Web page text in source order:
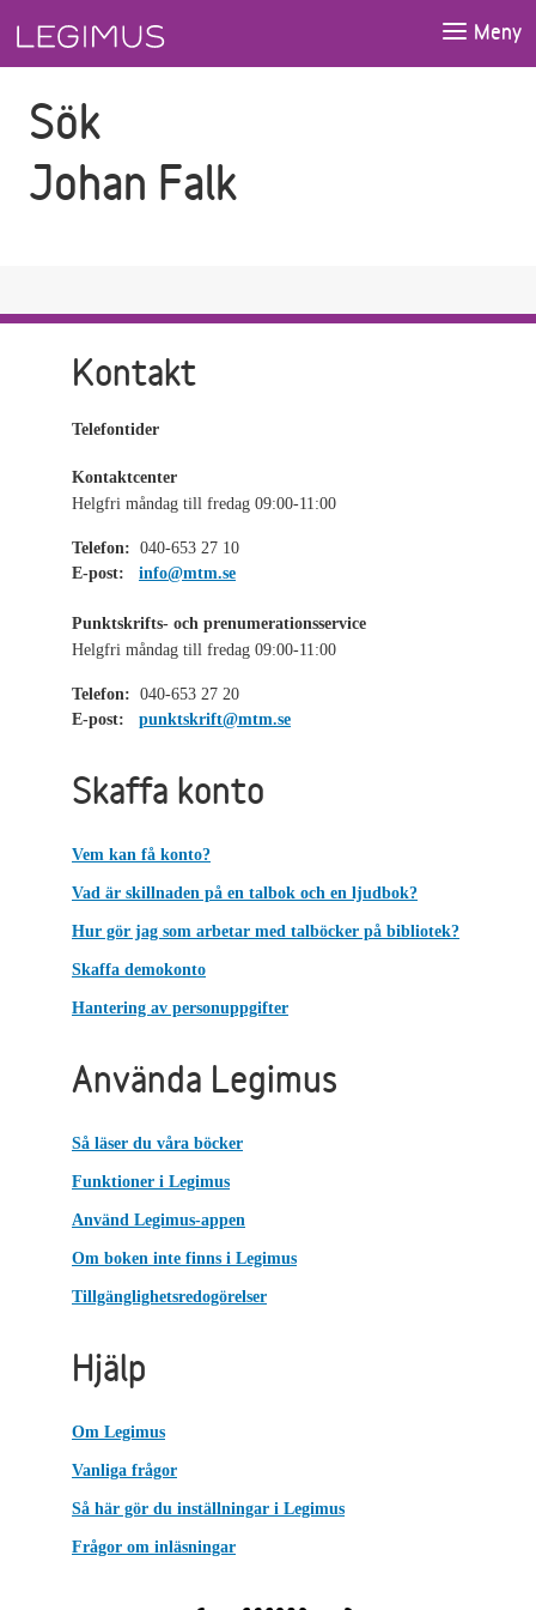
Meny
Sök
Johan Falk
Kontakt
Telefontider
Kontaktcenter
Helgfri måndag till fredag 09:00-11:00
Telefon: 040-653 27 10
E-post:
info@mtm.se
Punktskrifts- och prenumerationsservice
Helgfri måndag till fredag 09:00-11:00
Telefon: 040-653 27 20
E-post:
punktskrift@mtm.se
Skaffa konto
Vem kan få konto?
Vad är skillnaden på en talbok och en ljudbok?
Hur gör jag som arbetar med talböcker på bibliotek?
Skaffa demokonto
Hantering av personuppgifter
Använda Legimus
Så läser du våra böcker
Funktioner i Legimus
Använd Legimus-appen
Om boken inte finns i Legimus
Tillgänglighetsredogörelser
Hjälp
Om Legimus
Vanliga frågor
Så här gör du inställningar i Legimus
Frågor om inläsningar